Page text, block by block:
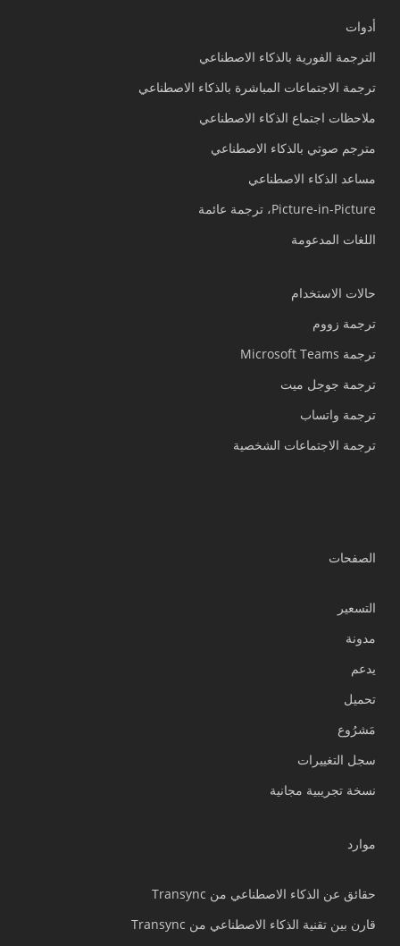
أدوات
الترجمة الفورية بالذكاء الاصطناعي
ترجمة الاجتماعات المباشرة بالذكاء الاصطناعي
ملاحظات اجتماع الذكاء الاصطناعي
مترجم صوتي بالذكاء الاصطناعي
مساعد الذكاء الاصطناعي
Picture-in-Picture، ترجمة عائمة
اللغات المدعومة
حالات الاستخدام
ترجمة زووم
ترجمة Microsoft Teams
ترجمة جوجل ميت
ترجمة واتساب
ترجمة الاجتماعات الشخصية
الصفحات
التسعير
مدونة
يدعم
تحميل
مَشرُوع
سجل التغييرات
نسخة تجريبية مجانية
موارد
حقائق عن الذكاء الاصطناعي من Transync
قارن بين تقنية الذكاء الاصطناعي من Transync
Tiếng Việt
Türkçe